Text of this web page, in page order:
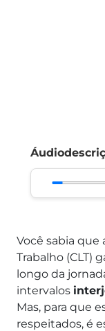
Você sabia que
Trabalho (CLT)
longo da
intervalos
Mas, para que
respeitados, é